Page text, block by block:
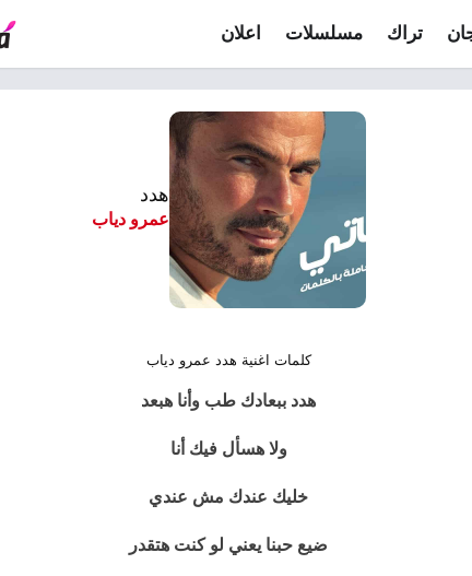
تراك مسلسلات اعلان
هدد
عمرو دياب
كلمات اغنية هدد عمرو دياب
هدد ببعادك طب وأنا هبعد
ولا هسأل فيك أنا
خليك عندك مش عندي
ضيع حبنا يعني لو كنت هتقدر